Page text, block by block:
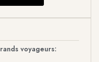
voyageurs: